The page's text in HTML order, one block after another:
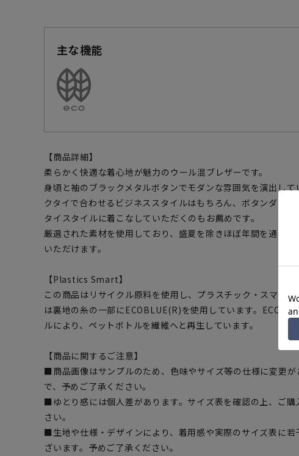
主な機能
【商品詳細】
柔らかく快適な着心地が魅力のウール混ブレザーです。
身頃と袖のブラックメタルボタンでモダンな雰囲気を演出し
クタイで合わせるビジネススタイルはもちろん、ボタンダウ
タイスタイルに着こなしていただくのもお薦めです。
厳選された素材を使用しており、盛夏を除きほぼ年間を通して
いただけます。
【Plastics Smart】
この商品はリサイクル原料を使用し、プラスチック・スマー
は裏地の糸の一部にECOBLUE(R)を使用しています。
ルにより、ペットボトルを繊維へと再生しています。
【商品に関するご注意】
■商品画像はサンプルのため、色味やサイズ等の仕様に変更が
で、予めご了承ください。
■ゆとり感には個人差があります。サイズ表を確認の上、ご購
さい。
■生地や仕様・デザインにより、着用感や実際のサイズ表に
ざいます。予めご了承ください。